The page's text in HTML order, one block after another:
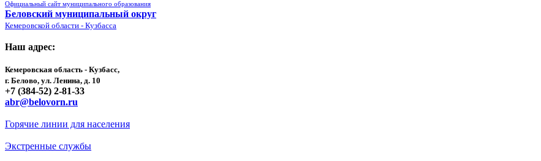
Официальный сайт муниципального образования
Беловский муниципальный округ
Кемеровской области - Кузбасса
Наш адрес:
Кемеровская область - Кузбасс,
г. Белово, ул. Ленина, д. 10
+7 (384-52) 2-81-33
abr@belovorn.ru
Горячие линии для населения
Экстренные службы